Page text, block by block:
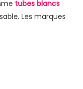
tubes blancs
Les marques